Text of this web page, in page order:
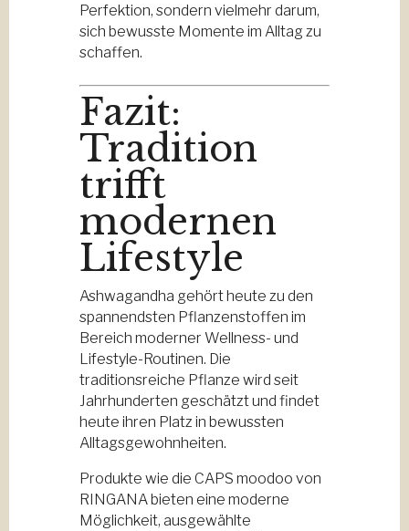
Perfektion, sondern vielmehr darum,
sich bewusste Momente im Alltag zu
schaffen.
Fazit:
Tradition
trifft
modernen
Lifestyle
Ashwagandha gehört heute zu den
spannendsten Pflanzenstoffen im
Bereich moderner Wellness- und
Lifestyle-Routinen. Die
traditionsreiche Pflanze wird seit
Jahrhunderten geschätzt und findet
heute ihren Platz in bewussten
Alltagsgewohnheiten.
Produkte wie die CAPS moodoo von
RINGANA bieten eine moderne
Möglichkeit, ausgewählte